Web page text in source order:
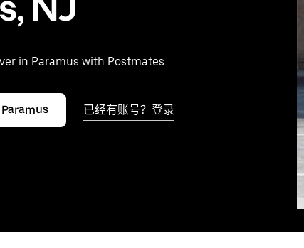
in Paramus with Postmates.
已经有账号？登录